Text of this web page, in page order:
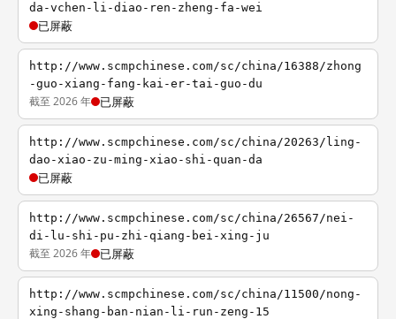
da-vchen-li-diao-ren-zheng-fa-wei
已屏蔽
http://www.scmpchinese.com/sc/china/16388/zhong
-guo-xiang-fang-kai-er-tai-guo-du
截至 2026 年 已屏蔽
http://www.scmpchinese.com/sc/china/20263/ling-
dao-xiao-zu-ming-xiao-shi-quan-da
已屏蔽
http://www.scmpchinese.com/sc/china/26567/nei-
di-lu-shi-pu-zhi-qiang-bei-xing-ju
截至 2026 年 已屏蔽
http://www.scmpchinese.com/sc/china/11500/nong-
xing-shang-ban-nian-li-run-zeng-15